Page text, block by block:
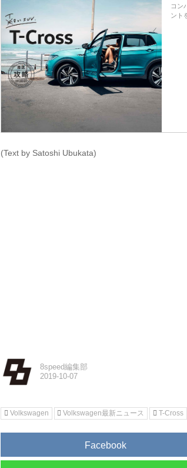
コン
ント
(Text by Satoshi Ubukata)
8speed編集部
Volkswagen Volkswagen最新ニュース T-Cross
Facebook